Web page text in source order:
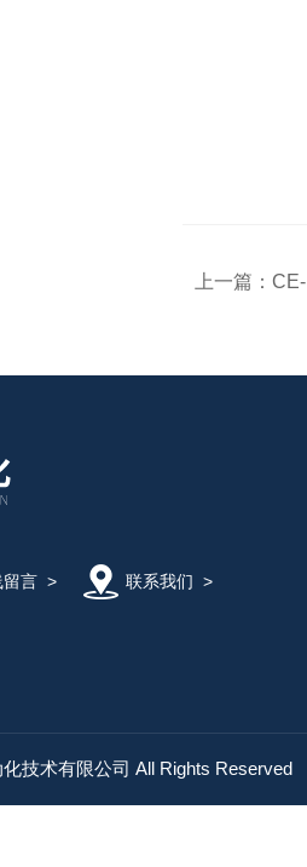
上一篇：
留言> 联系我们 >
技术有限公司 All Rights Reserved